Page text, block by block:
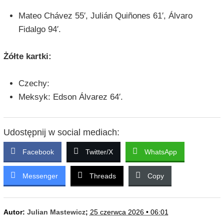
Mateo Chávez 55′, Julián Quiñones 61′, Álvaro
Fidalgo 94′.
Żółte kartki:
Czechy:
Meksyk: Edson Álvarez 64′.
Udostępnij w social mediach:
Facebook Twitter/X WhatsApp
Messenger Threads Copy
Autor: Julian Mastewicz; 25 czerwca 2026 • 06:01